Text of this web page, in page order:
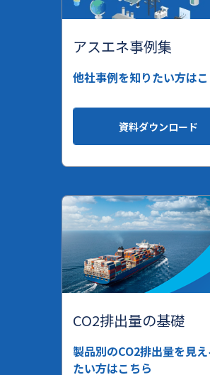
アスエネ事例集
他社事例を知りたい方は
資料ダウンロード
CO2排出量の基礎
製品別のCO2排出量を見
たい方はこちら